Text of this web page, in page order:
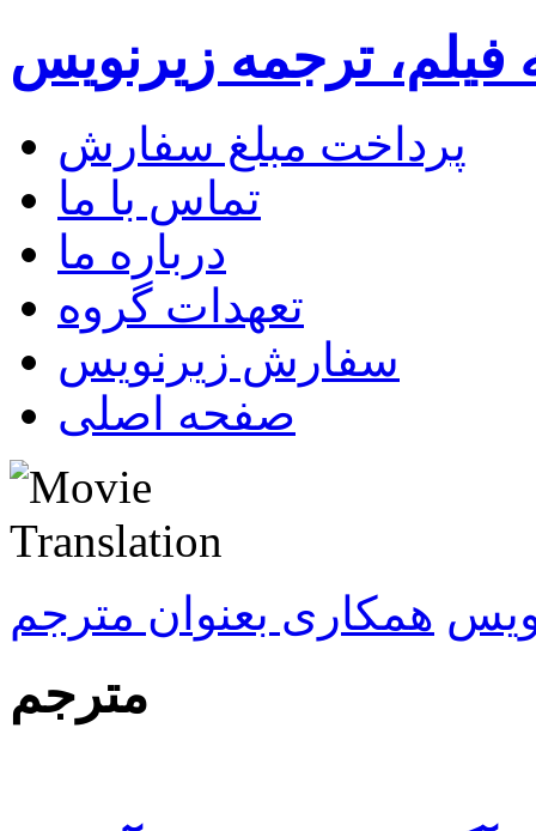
فیلم، ترجمه زیرنویس
پرداخت مبلغ سفارش
تماس با ما
درباره ما
تعهدات گروه
سفارش زیرنویس
صفحه اصلی
همکاری بعنوان مترجم
مترجم